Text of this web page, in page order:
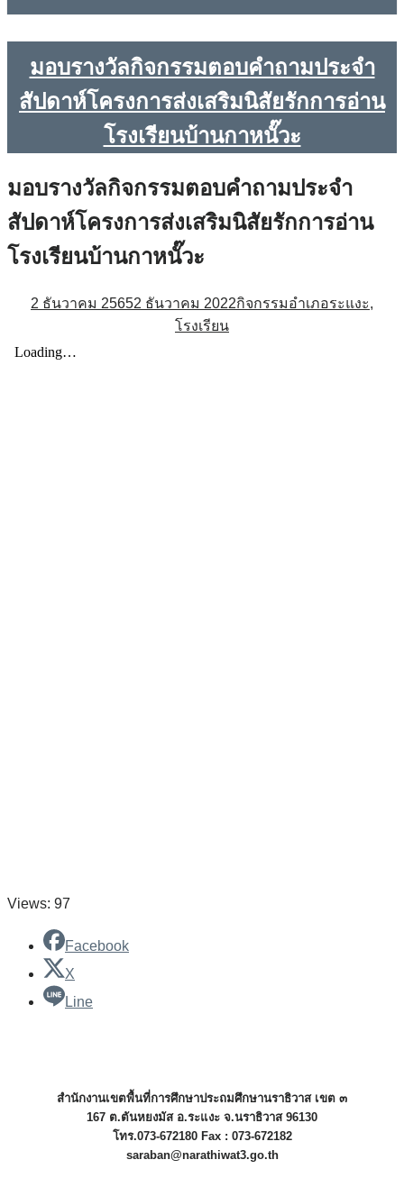
มอบรางวัลกิจกรรมตอบคำถามประจำ
สัปดาห์โครงการส่งเสริมนิสัยรักการอ่าน
โรงเรียนบ้านกาหนั๊วะ
มอบรางวัลกิจกรรมตอบคำถามประจำ
สัปดาห์โครงการส่งเสริมนิสัยรักการอ่าน
โรงเรียนบ้านกาหนั๊วะ
2 ธันวาคม 25652 ธันวาคม 2022กิจกรรมอำเภอระแงะ,
โรงเรียน
Views: 97
Facebook
X
Line
สำนักงานเขตพื้นที่การศึกษาประถมศึกษานราธิวาส เขต ๓
167 ต.ตันหยงมัส อ.ระแงะ จ.นราธิวาส 96130
โทร.073-672180 Fax : 073-672182
saraban@narathiwat3.go.th